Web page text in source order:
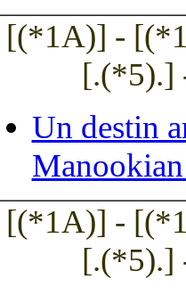
[(*1A)] -
[.(*5).]
Un destin
[(*1A)] -
[.(*5).]